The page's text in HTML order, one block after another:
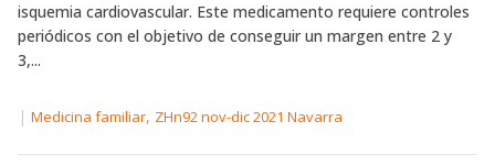
isquemia cardiovascular. Este medicamento requiere controles
periódicos con el objetivo de conseguir un margen entre 2 y
3,...
| Medicina familiar, ZHn92 nov-dic 2021 Navarra